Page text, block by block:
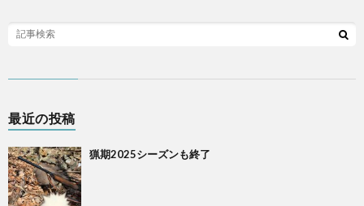
最近の投稿
猟期2025シーズンも終了